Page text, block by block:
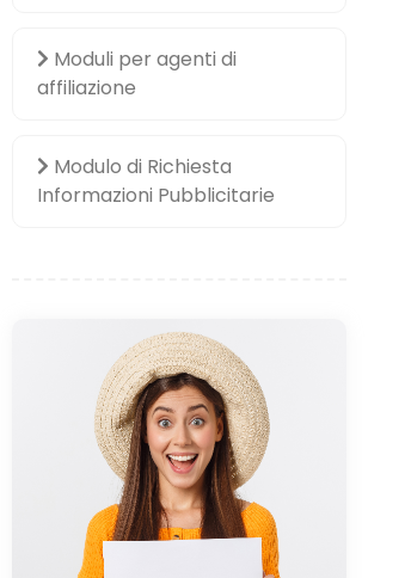
Moduli per agenti di
affiliazione
Modulo di Richiesta
Informazioni Pubblicitarie